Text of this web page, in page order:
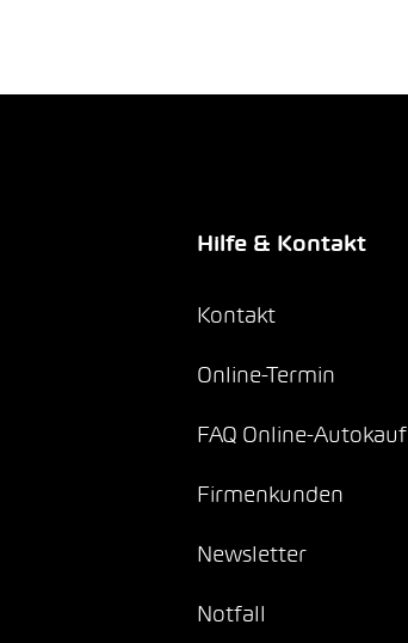
Hilfe & Kontakt
Kontakt
Online-Termin
FAQ Online-Autokauf
Firmenkunden
Newsletter
Notfall